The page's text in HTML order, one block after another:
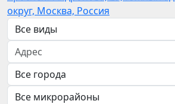
округ, Москва, Россия